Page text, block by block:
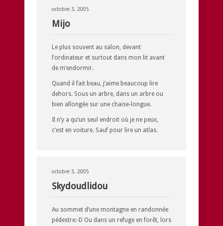
octobre 3, 2005
Mijo
Le plus souvent au salon, devant
l’ordinateur et surtout dans mon lit avant
de m’endormir.
Quand il fait beau, j’aime beaucoup lire
dehors. Sous un arbre, dans un arbre ou
bien allongée sur une chaise-longue.
Il n’y a qu’un seul endroit où je ne peux,
c’est en voiture. Sauf pour lire un atlas.
octobre 3, 2005
Skydoudlidou
Au sommet d’une montagne en randonnée
pédestre:-D Ou dans un refuge en forêt, lors